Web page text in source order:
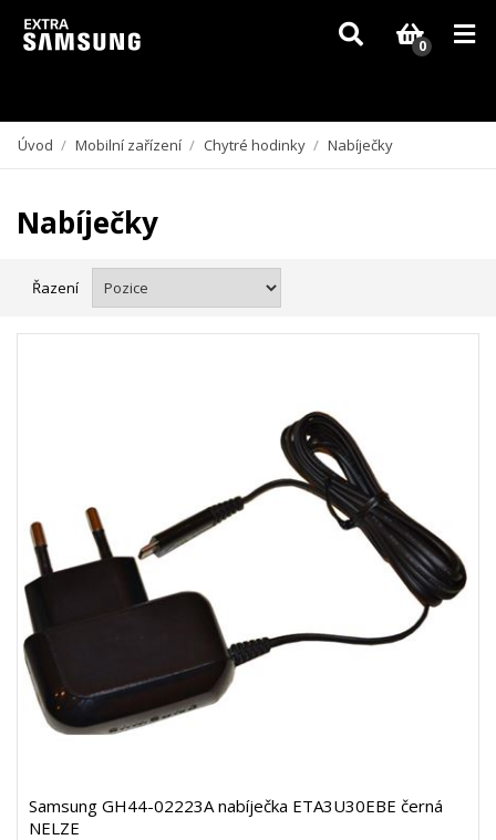
Vzhledem k aktuální situaci se může dodání dílů, které nejsou skladem,
zpozdit. Děkujeme za pochopení.
0
Úvod / Mobilní zařízení / Chytré hodinky / Nabíječky
Nabíječky
Řazení
Samsung GH44-02223A nabíječka ETA3U30EBE černá
NELZE